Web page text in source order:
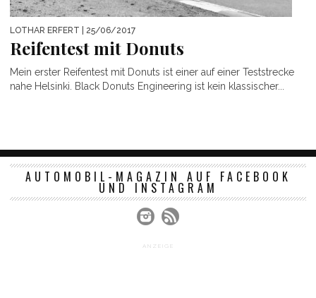
LOTHAR ERFERT | 25/06/2017
Reifentest mit Donuts
Mein erster Reifentest mit Donuts ist einer auf einer Teststrecke
nahe Helsinki. Black Donuts Engineering ist kein klassischer...
AUTOMOBIL-MAGAZIN AUF FACEBOOK
UND INSTAGRAM
ANZEIGE